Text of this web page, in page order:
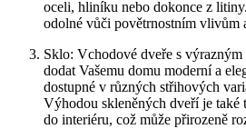
oceli, hliníku nebo dokonce z
odolné vůči povětrnostním vlivům
Sklo: Vchodové dveře s
dodat Vašemu domu moderní a
dostupné v různých střihových
Výhodou skleněných dveří je také
do interiéru, což může přirozeně